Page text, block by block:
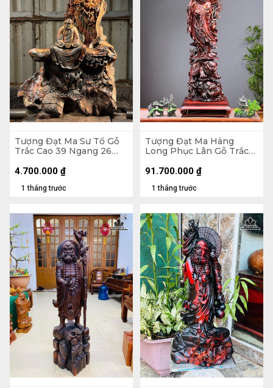
Tượng Đạt Ma Sư Tổ Gỗ
Trắc Cao 39 Ngang 26
1 tháng trước
4.700.000 ₫
Tượng Đạt Ma Hàng
Long Phục Lân Gỗ Trắc
(cm)
1 tháng trước
91.700.000 ₫